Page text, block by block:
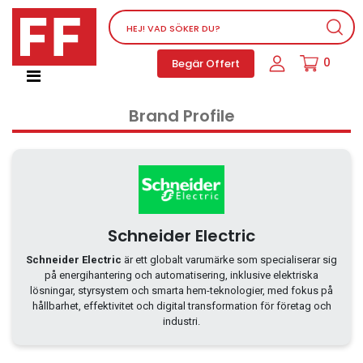
Begär Offert 0
Nätverksutrustning
Service, supportprogram och licenser
Ljud/video och multimedia
Skärmar och Projektorer
Olika produkter
Servrar och lagringsutrustning
Dator PC-system
Brand Profile
Schneider Electric
Schneider Electric är ett globalt varumärke som specialiserar sig
på energihantering och automatisering, inklusive elektriska
lösningar, styrsystem och smarta hem-teknologier, med fokus på
hållbarhet, effektivitet och digital transformation för företag och
industri.